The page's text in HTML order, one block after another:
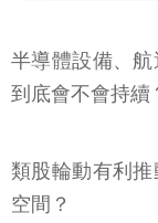
半導體設備、
到底會不會持續
類股輪動有利
空間？